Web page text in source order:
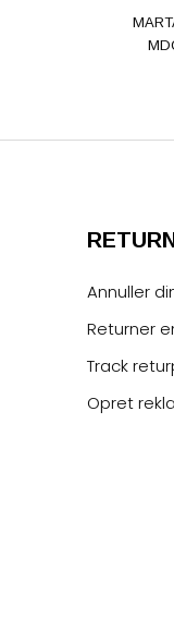
Annuller
Returner
Track
Opret